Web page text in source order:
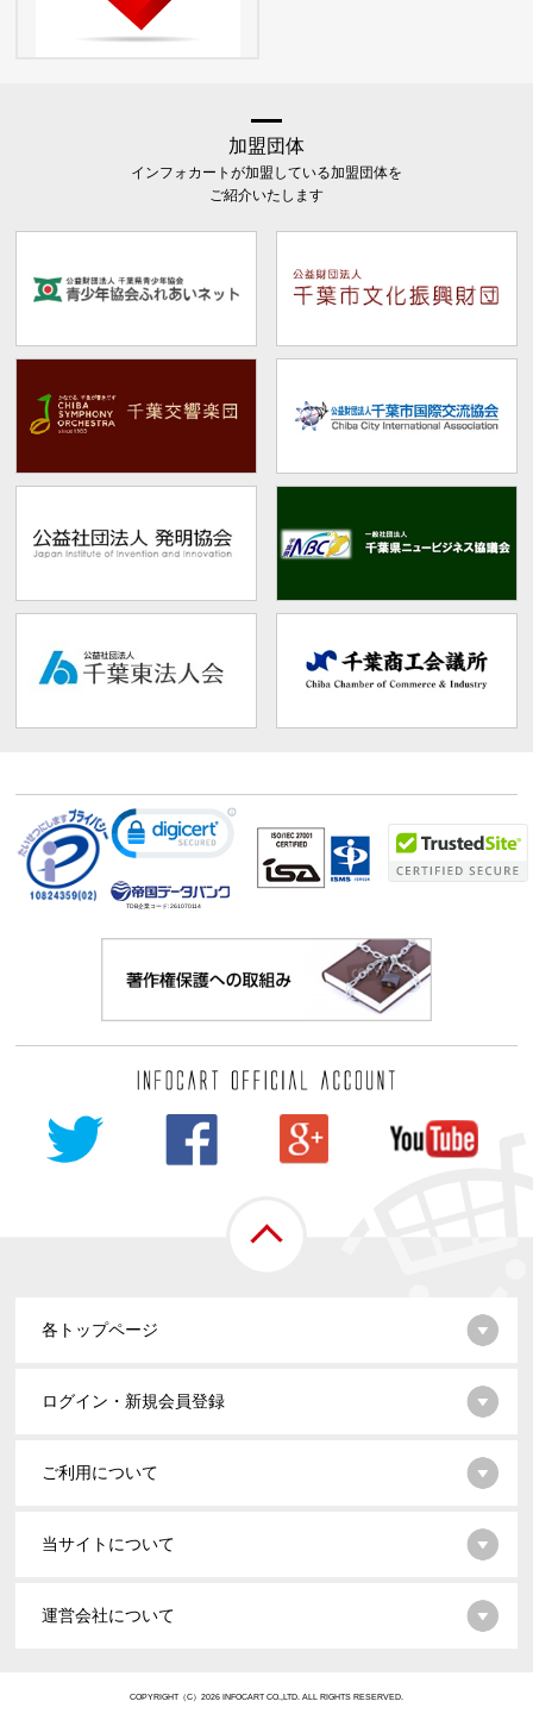
加盟団体
インフォカートが加盟している加盟団体を
ご紹介いたします
TDB企業コード:261070114
各トップページ
ログイン・新規会員登録
ご利用について
当サイトについて
運営会社について
COPYRIGHT（C）2026 INFOCART CO.,LTD. ALL RIGHTS RESERVED.